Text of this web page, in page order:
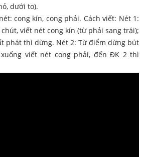
dưới to).
cong kín, cong phải. Cách viết: Nét 1:
viết nét cong kín (từ phải sang trái);
phát thì dừng. Nét 2: Từ điểm dừng bút
viết nét cong phải, đến ĐK 2 thì